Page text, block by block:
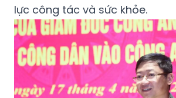
lực công tác và sức khỏe.